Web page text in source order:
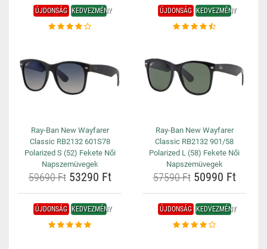
ÚJDONSÁG KEDVEZMÉNY
Ray-Ban New Wayfarer
Classic RB2132 601S78
Polarized S (52) Fekete Női
Napszemüvegek
59690 Ft53290 Ft
ÚJDONSÁG KEDVEZMÉNY
Ray-Ban New Wayfarer
Classic RB2132 901/58
Polarized L (58) Fekete Női
Napszemüvegek
57590 Ft50990 Ft
ÚJDONSÁG KEDVEZMÉNY ÚJDONSÁG KEDVEZMÉNY